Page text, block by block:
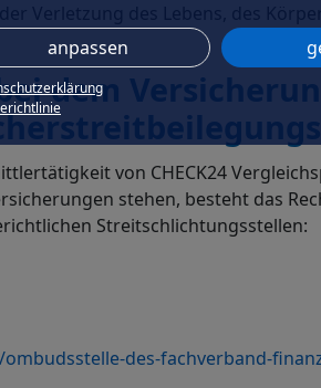
anpassen
Verletzung des Lebens, des
dem
von CHECK24
stehen, besteht das
Streitschlichtungsstellen:
des-fachverband-